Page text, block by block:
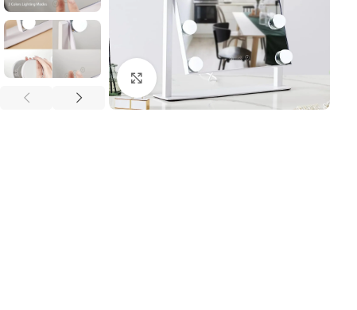
Click to enlarge